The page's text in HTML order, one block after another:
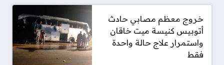
خروج معظم مصابي حادث
أتوبيس كنيسة ميت خاقان
واستمرار علاج حالة واحدة
فقط